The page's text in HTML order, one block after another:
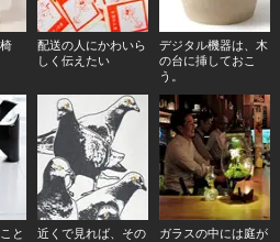
配送の人にかわいら
しく伝えたい
デジタル機器は、木
の台に挿しておこ
う。
と 近くで見れば、その ガラスの中には庭が